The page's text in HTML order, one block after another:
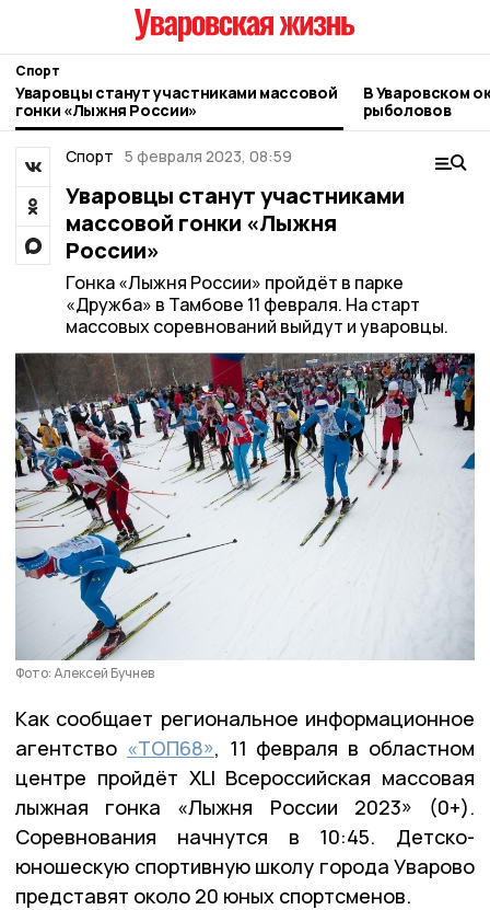
Спорт
Уваровцы станут участниками массовой
гонки «Лыжня России»
В Уваровском
рыболовов
Спорт 5 февраля 2023, 08:59
Уваровцы станут участниками
массовой гонки «Лыжня
России»
Гонка «Лыжня России» пройдёт в парке
«Дружба» в Тамбове 11 февраля. На старт
массовых соревнований выйдут и уваровцы.
Фото: Алексей Бучнев
Как сообщает региональное информационное
агентство «ТОП68», 11 февраля в областном
центре пройдёт XLI Всероссийская массовая
лыжная гонка «Лыжня России 2023» (0+).
Соревнования начнутся в 10:45. Детско-
юношескую спортивную школу города Уварово
представят около 20 юных спортсменов.